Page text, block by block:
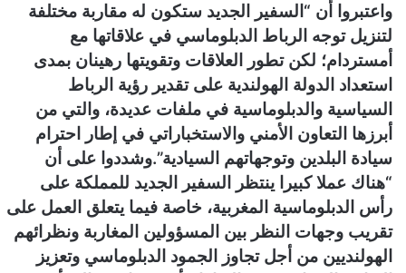
واعتبروا أن “السفير الجديد ستكون له مقاربة مختلفة
لتنزيل توجه الرباط الدبلوماسي في علاقاتها مع
أمستردام؛ لكن تطور العلاقات وتقويتها رهينان بمدى
استعداد الدولة الهولندية على تقدير رؤية الرباط
السياسية والدبلوماسية في ملفات عديدة، والتي من
أبرزها التعاون الأمني والاستخباراتي في إطار احترام
سيادة البلدين وتوجهاتهم السيادية”.وشددوا على أن
“هناك عملا كبيرا ينتظر السفير الجديد للمملكة على
رأس الدبلوماسية المغربية، خاصة فيما يتعلق العمل على
تقريب وجهات النظر بين المسؤولين المغاربة ونظرائهم
الهولنديين من أجل تجاوز الجمود الدبلوماسي وتعزيز